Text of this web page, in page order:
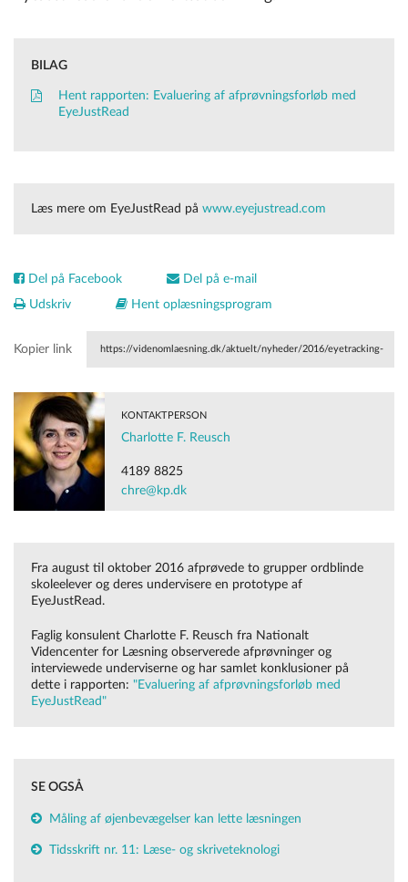
BILAG
Hent rapporten: Evaluering af afprøvningsforløb med
EyeJustRead
Læs mere om EyeJustRead på www.eyejustread.com
Del på Facebook
Del på e-mail
Udskriv
Hent oplæsningsprogram
Kopier link https://videnomlaesning.dk/aktuelt/nyheder/2016/eyetracking-
KONTAKTPERSON
Charlotte F. Reusch
4189 8825
chre@kp.dk
Fra august til oktober 2016 afprøvede to grupper ordblinde
skoleelever og deres undervisere en prototype af
EyeJustRead.
Faglig konsulent Charlotte F. Reusch fra Nationalt
Videncenter for Læsning observerede afprøvninger og
interviewede underviserne og har samlet konklusioner på
dette i rapporten: "Evaluering af afprøvningsforløb med
EyeJustRead"
SE OGSÅ
Måling af øjenbevægelser kan lette læsningen
Tidsskrift nr. 11: Læse- og skriveteknologi